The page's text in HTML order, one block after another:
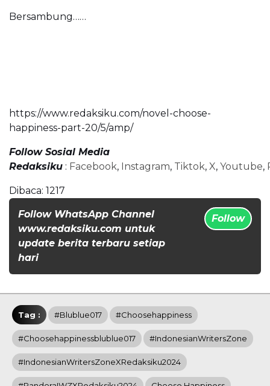
Bersambung……
https://www.redaksiku.com/novel-choose-
happiness-part-20/5/amp/
Follow Sosial Media
Redaksiku : Facebook, Instagram, Tiktok, X, Youtube,
Dibaca: 1217
Follow WhatsApp Channel
www.redaksiku.com untuk
update berita terbaru setiap
hari
Follow
Tag : #Blublue017 #Choosehappiness
#Choosehappinessblublue017 #IndonesianWritersZone
#IndonesianWritersZoneXRedaksiku2024